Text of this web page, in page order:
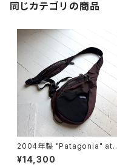
同じカテゴリの商品
2004年製 "Patagonia" ato
m shoulder bag
¥14,300